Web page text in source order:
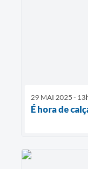
29 MAI 2025 -
É hora de